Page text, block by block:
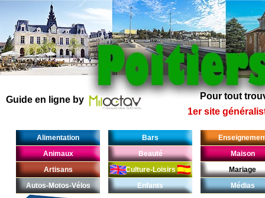
Pour tout
1er site
Guide en ligne by
Alimentation
Animaux
Artisans
Autos-Motos-Vélos
Bars
Beauté
Culture-Loisirs
Enfants
Maison
Mariage
Médias